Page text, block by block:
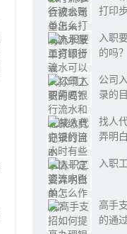
打印
入职
的吗？
公司
录的
找人
弄明
入职
高手
的通